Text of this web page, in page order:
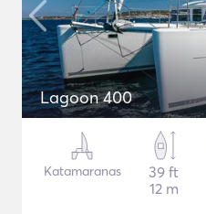
Lagoon 400
Katamaranas
39 ft
12 m